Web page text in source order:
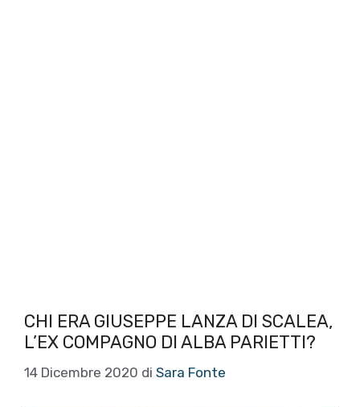
CHI ERA GIUSEPPE LANZA DI SCALEA,
L’EX COMPAGNO DI ALBA PARIETTI?
14 Dicembre 2020 di Sara Fonte